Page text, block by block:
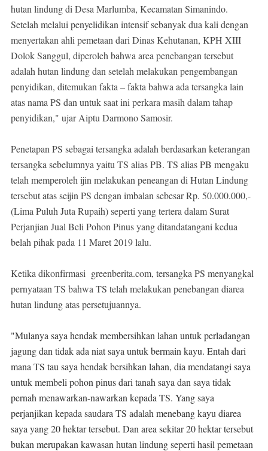
hutan lindung di Desa Marlumba, Kecamatan Simanindo.
Setelah melalui penyelidikan intensif sebanyak dua kali dengan
menyertakan ahli pemetaan dari Dinas Kehutanan, KPH XIII
Dolok Sanggul, diperoleh bahwa area penebangan tersebut
adalah hutan lindung dan setelah melakukan pengembangan
penyidikan, ditemukan fakta – fakta bahwa ada tersangka lain
atas nama PS dan untuk saat ini perkara masih dalam tahap
penyidikan," ujar Aiptu Darmono Samosir.
Penetapan PS sebagai tersangka adalah berdasarkan keterangan
tersangka sebelumnya yaitu TS alias PB. TS alias PB mengaku
telah memperoleh ijin melakukan peneangan di Hutan Lindung
tersebut atas seijin PS dengan imbalan sebesar Rp. 50.000.000,-
(Lima Puluh Juta Rupaih) seperti yang tertera dalam Surat
Perjanjian Jual Beli Pohon Pinus yang ditandatangani kedua
belah pihak pada 11 Maret 2019 lalu.
Ketika dikonfirmasi greenberita.com, tersangka PS menyangkal
pernyataan TS bahwa TS telah melakukan penebangan diarea
hutan lindung atas persetujuannya.
"Mulanya saya hendak membersihkan lahan untuk perladangan
jagung dan tidak ada niat saya untuk bermain kayu. Entah dari
mana TS tau saya hendak bersihkan lahan, dia mendatangi saya
untuk membeli pohon pinus dari tanah saya dan saya tidak
pernah menawarkan-nawarkan kepada TS. Yang saya
perjanjikan kepada saudara TS adalah menebang kayu diarea
saya yang 20 hektar tersebut. Dan area sekitar 20 hektar tersebut
bukan merupakan kawasan hutan lindung seperti hasil pemetaan